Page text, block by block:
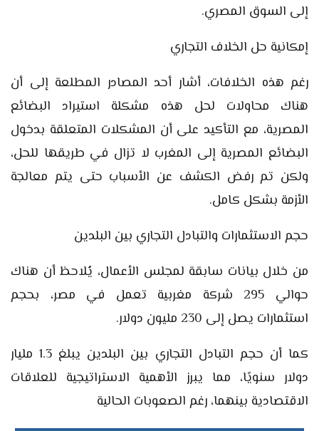
إلى السوق المصري.
إمكانية حل الخلاف التجاري
رغم هذه الخلافات، أشار أحد المصادر المطلعة إلى أن
هناك محاولات لحل هذه مشكلة استيراد البضائع
المصرية، مع التأكيد على أن المشكلات المتعلقة بدخول
البضائع المصرية إلى المغرب لا تزال في طريقها للحل،
ولكن تم رفض الكشف عن الأسباب حتى يتم معالجة
الأزمة بشكل كامل.
حجم الاستثمارات والتبادل التجاري بين البلدين
من خلال بيانات سابقة لمجلس الأعمال، يُلاحظ أن هناك
حوالي 295 شركة مغربية تعمل في مصر، بحجم
استثمارات يصل إلى 230 مليون دولار.
كما أن حجم التبادل التجاري بين البلدين يبلغ 1.3 مليار
دولار سنويًا، مما يبرز الأهمية الاستراتيجية للعلاقات
الاقتصادية بينهما، رغم الصعوبات الحالية